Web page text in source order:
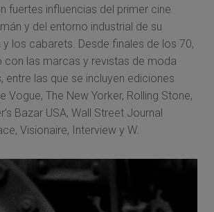
fuertes influencias del primer cine
y del entorno industrial de su
y los cabarets. Desde finales de los 70,
con las marcas y revistas de moda
entre las que se incluyen ediciones
Vogue, The New Yorker, Rolling Stone,
Bazar USA, Wall Street Journal
Visionaire, Interview y W.